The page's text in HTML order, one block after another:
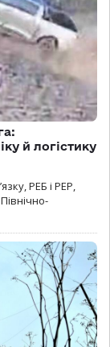
й логістику
РЕБ і РЕР,